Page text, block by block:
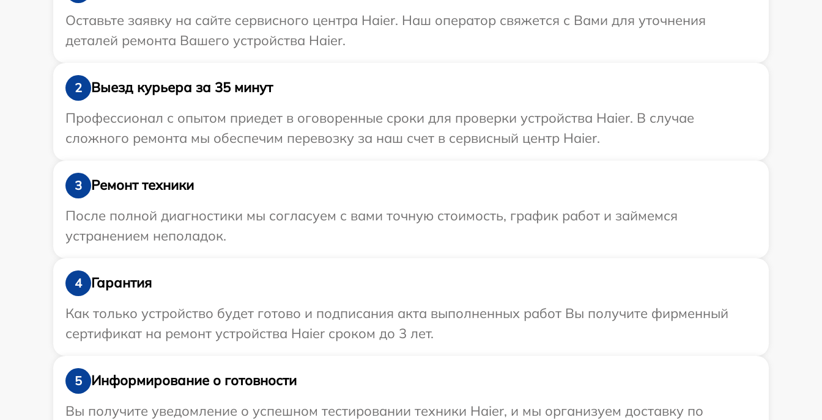
Оставьте заявку на сайте сервисного центра Haier. Наш оператор свяжется с Вами для уточнения
деталей ремонта Вашего устройства Haier.
2
Выезд курьера за 35 минут
Профессионал с опытом приедет в оговоренные сроки для проверки устройства Haier. В случае
сложного ремонта мы обеспечим перевозку за наш счет в сервисный центр Haier.
3
Ремонт техники
После полной диагностики мы согласуем с вами точную стоимость, график работ и займемся
устранением неполадок.
4
Гарантия
Как только устройство будет готово и подписания акта выполненных работ Вы получите фирменный
сертификат на ремонт устройства Haier сроком до 3 лет.
5
Информирование о готовности
Вы получите уведомление о успешном тестировании техники Haier, и мы организуем доставку по